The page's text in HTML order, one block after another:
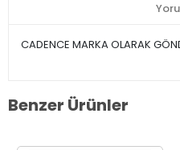
CADENCE MARKA OLARAK
Benzer Ürünler